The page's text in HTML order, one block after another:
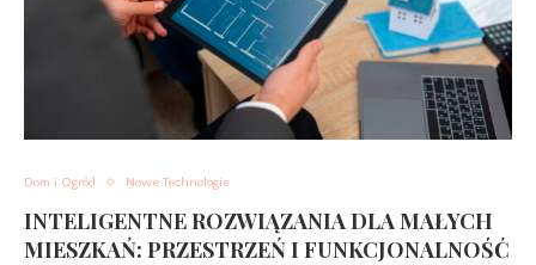
Dom i Ogród Nowe Technologie
INTELIGENTNE ROZWIĄZANIA DLA MAŁYCH
MIESZKAŃ: PRZESTRZEŃ I FUNKCJONALNOŚĆ